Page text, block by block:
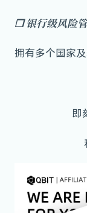
❒银行级风险
拥有多个国家
即